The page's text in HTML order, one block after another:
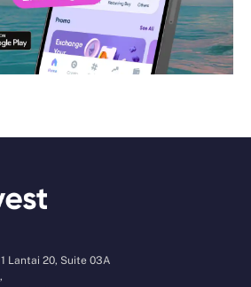
Lantai 20, Suite 03A